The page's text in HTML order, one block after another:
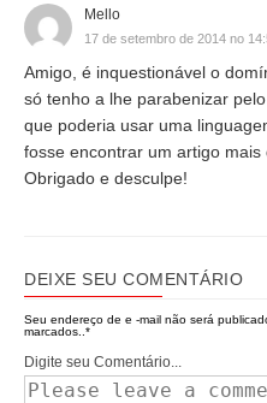
Mello
17 de setembro de 2014 no
Amigo, é inquestionável o
só tenho a lhe parabenizar
que poderia usar uma
fosse encontrar um artigo
Obrigado e desculpe!
DEIXE SEU COMENTÁRIO
Seu endereço de e -mail não será
marcados..*
Digite seu Comentário...